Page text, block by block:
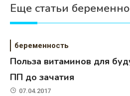
Еще статьи
беременность
Польза витаминов для
ПП до зачатия
07.04.2017